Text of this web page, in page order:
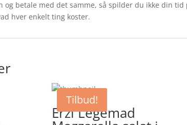
og betale med det samme, så spilder du ikke din
hver enkelt ting koster.
Tilbud!
Erzi Legemad